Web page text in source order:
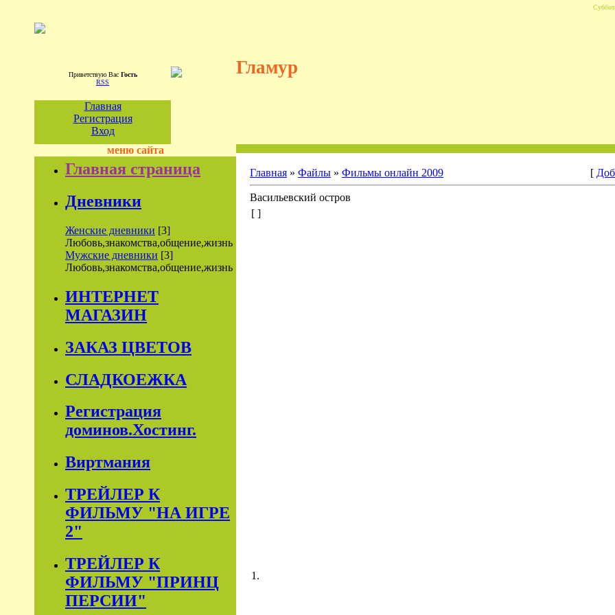
Приветствую Вас Гость
RSS
Гламур
Главная
Регистрация
Вход
меню сайта
Главная страница
Дневники
Женские дневники [3]
Любовь,знакомства,общение,жизнь
Мужские дневники [3]
Любовь,знакомства,общение,жизнь
ИНТЕРНЕТ
МАГАЗИН
ЗАКАЗ ЦВЕТОВ
СЛАДКОЕЖКА
Регистрация
доминов.Хостинг.
Виртмания
ТРЕЙЛЕР К
ФИЛЬМУ "НА ИГРЕ
2"
ТРЕЙЛЕР К
ФИЛЬМУ "ПРИНЦ
ПЕРСИИ"
Главная » Файлы » Фильмы онлайн 2009 [
Васильевский остров
[ ]
1.